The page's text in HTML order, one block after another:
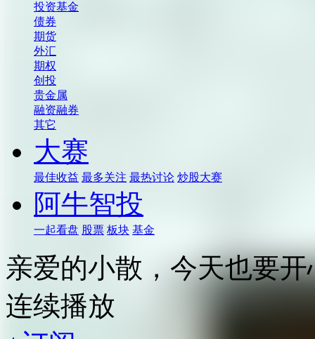
投资基金
债券
期货
外汇
期权
创投
贵金属
融资融券
其它
大赛
最佳收益 最多关注 最热讨论 炒股大赛
阿牛智投
一起看盘 股票 板块 基金
亲爱的小散，今天也要开
连续播放